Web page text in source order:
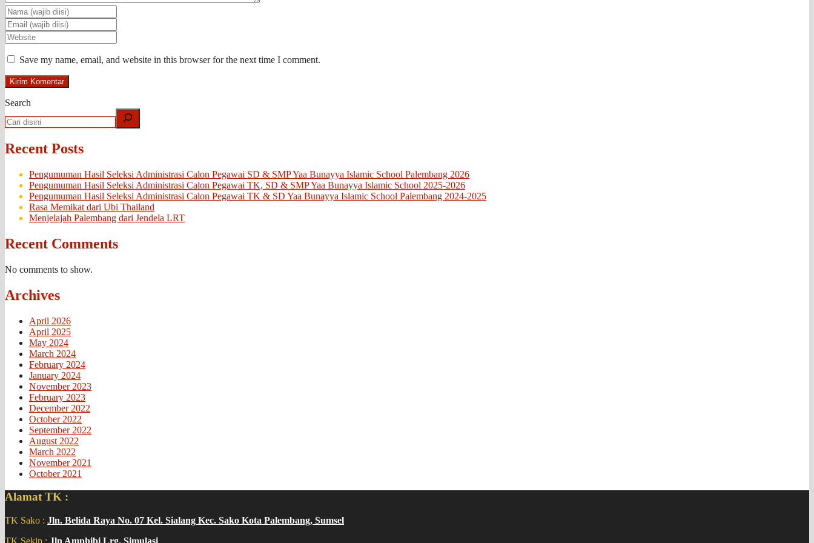
Save my name, email, and website in this browser for the next time I comment.
Search
Recent Posts
Pengumuman Hasil Seleksi Administrasi Calon Pegawai SD & SMP Yaa Bunayya Islamic School Palembang 2026
Pengumuman Hasil Seleksi Administrasi Calon Pegawai TK, SD & SMP Yaa Bunayya Islamic School 2025-2026
Pengumuman Hasil Seleksi Administrasi Calon Pegawai TK & SD Yaa Bunayya Islamic School Palembang 2024-2025
Rasa Memikat dari Ubi Thailand
Menjelajah Palembang dari Jendela LRT
Recent Comments
No comments to show.
Archives
April 2026
April 2025
May 2024
March 2024
February 2024
January 2024
November 2023
February 2023
December 2022
October 2022
September 2022
August 2022
March 2022
November 2021
October 2021
Alamat TK :
TK Sako : Jln. Belida Raya No. 07 Kel. Sialang Kec. Sako Kota Palembang, Sumsel
TK Sekip : Jln Amphibi Lrg. Simulasi